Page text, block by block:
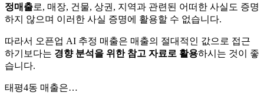
정매출로, 매장, 건물, 상권, 지역과 관련된 어떠한 사실도 증명
하지 않으며 이러한 사실 증명에 활용할 수 없습니다.
따라서 오픈업 AI 추정 매출은 매출의 절대적인 값으로 접근
하기보다는 경향 분석을 위한 참고 자료로 활용하시는 것이 좋
습니다.
태평4동 매출은…